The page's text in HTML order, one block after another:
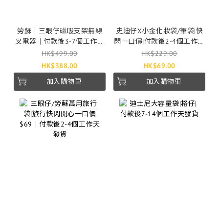
勞蘇｜三眼仔磁吸支架無線
叉電器｜付款後3-7個工作天
發貨
HK$499.00
HK$388.00
加入購物車
史迪仔X小金化妝袋/筆袋|快
閃一口價|付款後2-4個工作天
發貨
HK$229.00
HK$69.00
加入購物車